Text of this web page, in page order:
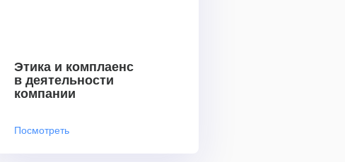
Этика и комплаенс
в деятельности
компании
Посмотреть